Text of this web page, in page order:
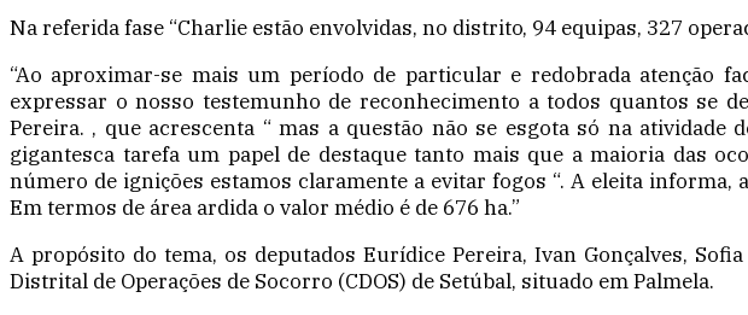
Na referida fase “Charlie estão envolvidas, no distrito, 94 equipas, 327
“Ao aproximar-se mais um período de particular e redobrada atenção
expressar o nosso testemunho de reconhecimento a todos quantos se
Pereira. , que acrescenta “ mas a questão não se esgota só na
gigantesca tarefa um papel de destaque tanto mais que a maioria das
número de ignições estamos claramente a evitar fogos “. A eleita
Em termos de área ardida o valor médio é de 676 ha.”
A propósito do tema, os deputados Eurídice Pereira, Ivan Gonçalves,
Distrital de Operações de Socorro (CDOS) de Setúbal, situado em Palmela.